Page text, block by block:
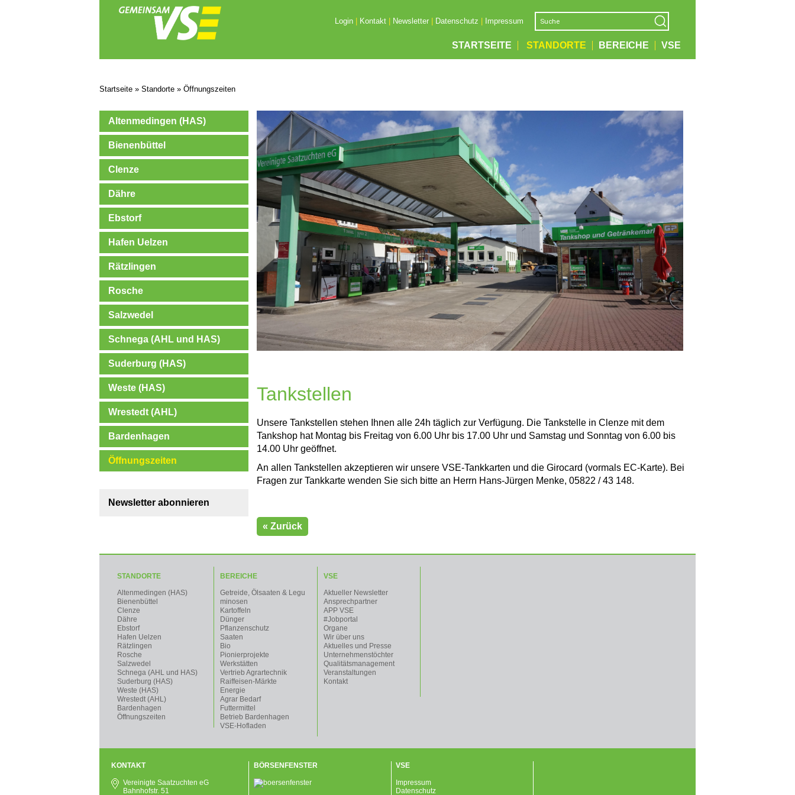
Login| Kontakt| Newsletter| Datenschutz Impressum
STARTSEITE STANDORTE BEREICHE VSE
Startseite » Standorte » Öffnungszeiten
Altenmedingen (HAS)
Bienenbüttel
Clenze
Dähre
Ebstorf
Hafen Uelzen
Rätzlingen
Rosche
Salzwedel
Schnega (AHL und HAS)
Suderburg (HAS)
Weste (HAS)
Wrestedt (AHL)
Bardenhagen
Öffnungszeiten
Newsletter abonnieren
Tankstellen
Unsere Tankstellen stehen Ihnen alle 24h täglich zur Verfügung. Die Tankstelle in Clenze mit dem
Tankshop hat Montag bis Freitag von 6.00 Uhr bis 17.00 Uhr und Samstag und Sonntag von 6.00 bis
14.00 Uhr geöffnet.
An allen Tankstellen akzeptieren wir unsere VSE-Tankkarten und die Girocard (vormals EC-Karte). Bei
Fragen zur Tankkarte wenden Sie sich bitte an Herrn Hans-Jürgen Menke, 05822 / 43 148.
« Zurück
STANDORTE
Altenmedingen (HAS)
Bienenbüttel
Clenze
Dähre
Ebstorf
Hafen Uelzen
Rätzlingen
Rosche
Salzwedel
Schnega (AHL und HAS)
Suderburg (HAS)
Weste (HAS)
Wrestedt (AHL)
Bardenhagen
Öffnungszeiten
BEREICHE
Getreide, Ölsaaten & Legu
minosen
Kartoffeln
Dünger
Pflanzenschutz
Saaten
Bio
Pionierprojekte
Werkstätten
Vertrieb Agrartechnik
Raiffeisen-Märkte
Energie
Agrar Bedarf
Futtermittel
Betrieb Bardenhagen
VSE-Hofladen
VSE
Aktueller Newsletter
Ansprechpartner
APP VSE
#Jobportal
Organe
Wir über uns
Aktuelles und Presse
Unternehmenstöchter
Qualitätsmanagement
Veranstaltungen
Kontakt
KONTAKT
Vereinigte Saatzuchten eG
Bahnhofstr. 51
BÖRSENFENSTER VSE
Impressum
Datenschutz